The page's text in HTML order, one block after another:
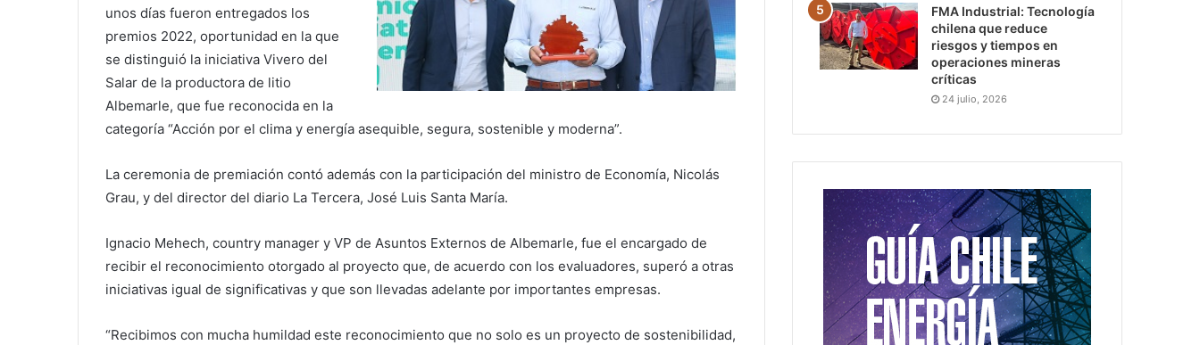
unos días fueron entregados los
premios 2022, oportunidad en la que
se distinguió la iniciativa Vivero del
Salar de la productora de litio
Albemarle, que fue reconocida en la
categoría “Acción por el clima y energía asequible, segura, sostenible y moderna”.
La ceremonia de premiación contó además con la participación del ministro de Economía, Nicolás
Grau, y del director del diario La Tercera, José Luis Santa María.
Ignacio Mehech, country manager y VP de Asuntos Externos de Albemarle, fue el encargado de
recibir el reconocimiento otorgado al proyecto que, de acuerdo con los evaluadores, superó a otras
iniciativas igual de significativas y que son llevadas adelante por importantes empresas.
“Recibimos con mucha humildad este reconocimiento que no solo es un proyecto de sostenibilidad,
FMA Industrial: Tecnología
chilena que reduce
riesgos y tiempos en
operaciones mineras
críticas
24 julio, 2026